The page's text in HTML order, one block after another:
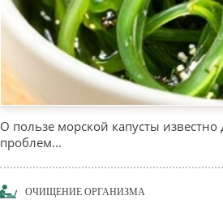
О пользе морской капусты
проблем...
ОЧИЩЕНИЕ ОРГАНИЗМА